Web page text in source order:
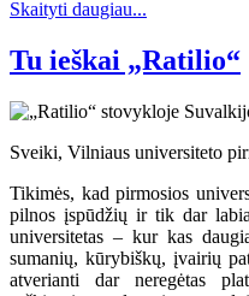
Skaityti daugiau...
Tu ieškai „Ratilio“
Sveiki, Vilniaus universiteto
Tikimės, kad pirmosios
pilnos įspūdžių ir tik dar
universitetas – kur kas
sumanių, kūrybiškų, įvairių
atverianti dar neregėtas